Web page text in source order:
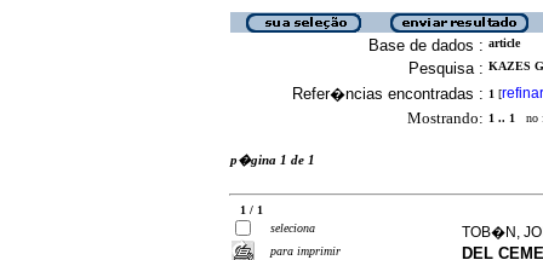
Base de dados : article
Pesquisa : KAZES
Refer�ncias encontradas : 1 [refinar
Mostrando: 1 .. 1 no
p�gina 1 de 1
1 / 1
seleciona
para imprimir
TOB�N,
DEL